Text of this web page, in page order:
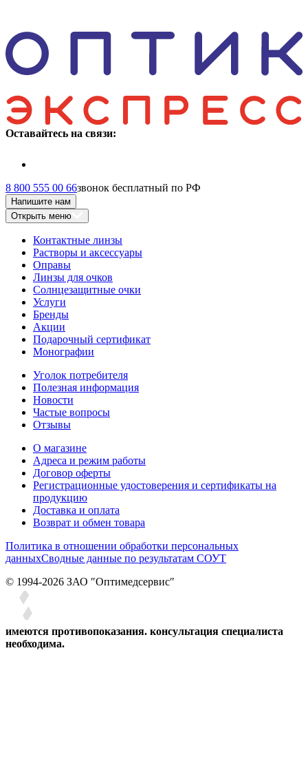
Оставайтесь на связи:
8 800 555 00 66звонок бесплатный по РФ
Напишите нам
Открыть меню
Контактные линзы
Растворы и аксессуары
Оправы
Линзы для очков
Солнцезащитные очки
Услуги
Бренды
Акции
Подарочный сертификат
Монографии
Уголок потребителя
Полезная информация
Новости
Частые вопросы
Отзывы
О магазине
Адреса и режим работы
Договор оферты
Регистрационные удостоверения и сертификаты на
продукцию
Доставка и оплата
Возврат и обмен товара
Политика в отношении обработки персональных
данныхСводные данные по результатам СОУТ
© 1994-2026 ЗАО ″Оптимедсервис″
имеются противопоказания. консультация специалиста
необходима.